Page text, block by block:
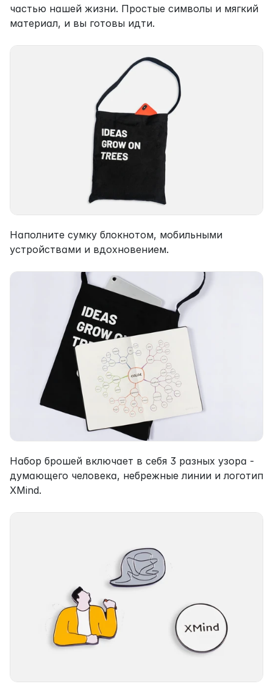
частью нашей жизни. Простые символы и мягкий
материал, и вы готовы идти.
Наполните сумку блокнотом, мобильными
устройствами и вдохновением.
Набор брошей включает в себя 3 разных узора -
думающего человека, небрежные линии и логотип
XMind.